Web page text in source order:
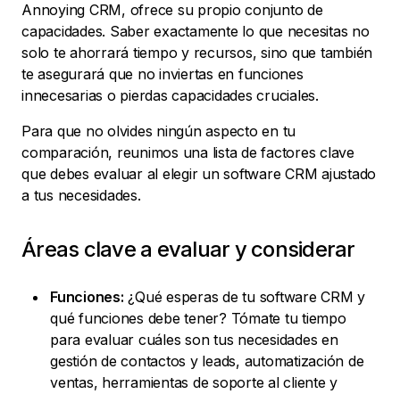
Annoying CRM, ofrece su propio conjunto de
capacidades. Saber exactamente lo que necesitas no
solo te ahorrará tiempo y recursos, sino que también
te asegurará que no inviertas en funciones
innecesarias o pierdas capacidades cruciales.
Para que no olvides ningún aspecto en tu
comparación, reunimos una lista de factores clave
que debes evaluar al elegir un software CRM ajustado
a tus necesidades.
Áreas clave a evaluar y considerar
Funciones: ¿Qué esperas de tu software CRM y
qué funciones debe tener? Tómate tu tiempo
para evaluar cuáles son tus necesidades en
gestión de contactos y leads, automatización de
ventas, herramientas de soporte al cliente y